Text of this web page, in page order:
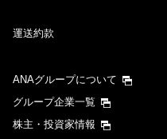
運送約款
ANAグループについて
グループ企業一覧
株主・投資家情報